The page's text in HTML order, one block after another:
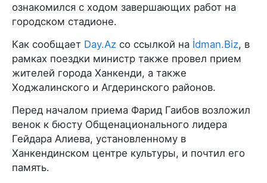
ознакомился с ходом завершающих работ на
городском стадионе.
Как сообщает Day.Az со ссылкой на İdman.Biz, в
рамках поездки министр также провел прием
жителей города Ханкенди, а также
Ходжалинского и Агдеринского районов.
Перед началом приема Фарид Гаибов возложил
венок к бюсту Общенационального лидера
Гейдара Алиева, установленному в
Ханкендинском центре культуры, и почтил его
память.